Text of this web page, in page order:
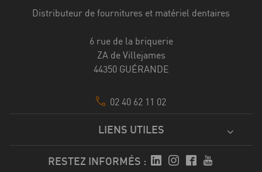
Distributeur de fournitures et matériel dentaires
6 rue de la briquerie
ZA de Villejames
44350 GUÉRANDE
02 40 62 11 02
LIENS UTILES
RESTEZ INFORMÉS :